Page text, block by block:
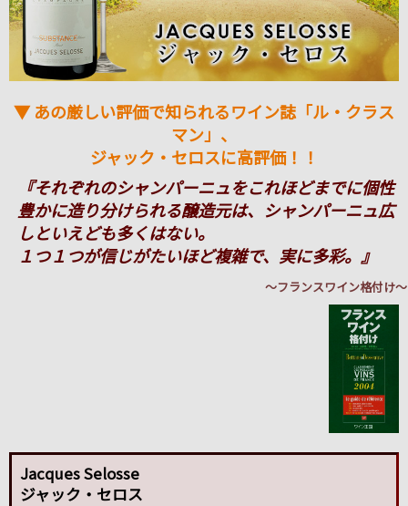
▼ あの厳しい評価で知られるワイン誌「ル・クラス
マン」、
ジャック・セロスに高評価！！
『それぞれのシャンパーニュをこれほどまでに個性
豊かに造り分けられる醸造元は、シャンパーニュ広
しといえども多くはない。
１つ１つが信じがたいほど複雑で、実に多彩。』
～フランスワイン格付け～
Jacques Selosse
ジャック・セロス